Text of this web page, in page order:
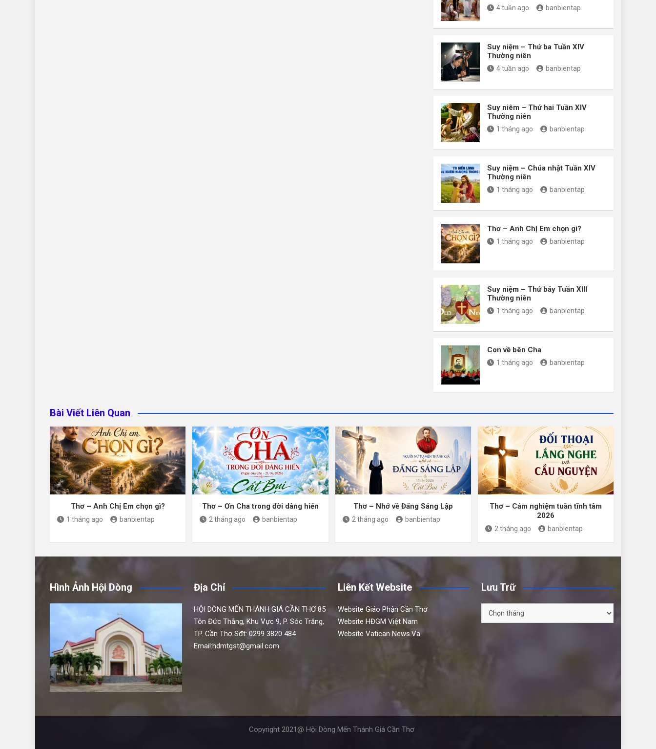
4 tuần ago banbientap
Suy niệm – Thứ ba Tuần XIV
Thường niên
4 tuần ago banbientap
Suy niêm – Thứ hai Tuần XIV
Thường niên
1 tháng ago banbientap
Suy niệm – Chúa nhật Tuần XIV
Thường niên
1 tháng ago banbientap
Thơ – Anh Chị Em chọn gì?
1 tháng ago banbientap
Suy niệm – Thứ bảy Tuần XIII
Thường niên
1 tháng ago banbientap
Con về bên Cha
1 tháng ago banbientap
Bài Viết Liên Quan
Thơ – Anh Chị Em chọn gì?
1 tháng ago banbientap
Thơ – Ơn Cha trong đời dâng hiến
2 tháng ago banbientap
Thơ – Nhớ về Đấng Sáng Lập
2 tháng ago banbientap
Thơ – Cảm nghiệm tuần tĩnh tâm
2026
2 tháng ago banbientap
Hình Ảnh Hội Dòng Địa Chỉ
HỘI DÒNG MẾN THÁNH GIÁ CẦN THƠ 85
Tôn Đức Thắng, Khu Vực 9, P. Sóc Trăng,
TP. Cần Thơ Sđt: 0299 3820 484
Email:hdmtgst@gmail.com
Liên Kết Website
Website Giáo Phận Cần Thơ
Website HĐGM Việt Nam
Website Vatican News.Va
Lưu Trữ
Lưu
Trữ
Copyright 2021@ Hội Dòng Mến Thánh Giá Cần Thơ